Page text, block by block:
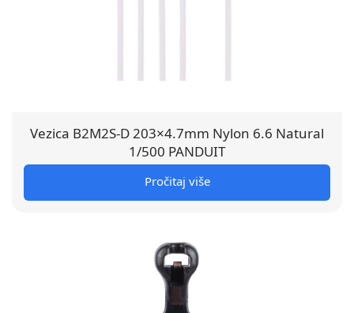
Vezica B2M2S-D 203×4.7mm Nylon 6.6 Natural
1/500 PANDUIT
Pročitaj više